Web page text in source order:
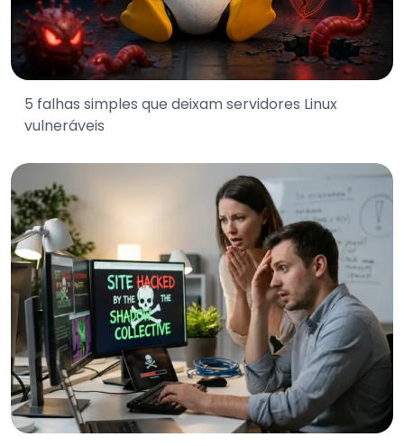
5 falhas simples que deixam servidores Linux
vulneráveis